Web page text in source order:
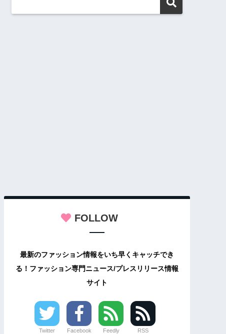
FOLLOW
最新のファッション情報をいち早くキャッチでき
る！ファッション専門ニュース/プレスリリース情報
サイト
Twitter Facebook Feedly RSS